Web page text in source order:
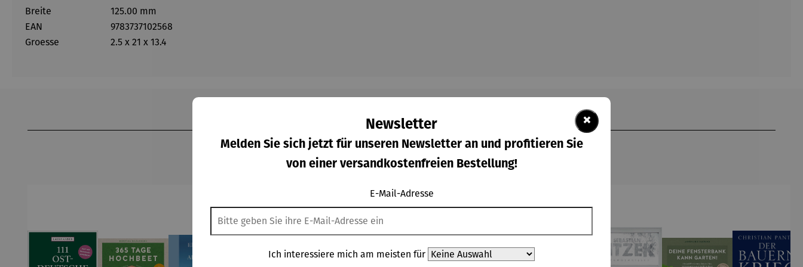
Breite
125.00 mm
EAN
9783737102568
Groesse
2.5 x 21 x 13.4
Kunden kauften auch
×
Newsletter
Melden Sie sich jetzt für unseren Newsletter an und profitieren Sie
von einer versandkostenfreien Bestellung!
E-Mail-Adresse
Ich interessiere mich am meisten für